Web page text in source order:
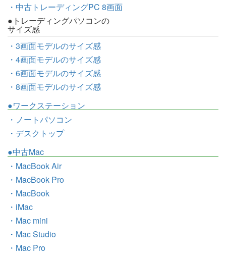
・中古トレーディングPC 8画面
●トレーディングパソコンの
サイズ感
・3画面モデルのサイズ感
・4画面モデルのサイズ感
・6画面モデルのサイズ感
・8画面モデルのサイズ感
●ワークステーション
・ノートパソコン
・デスクトップ
●中古Mac
・MacBook Air
・MacBook Pro
・MacBook
・iMac
・Mac mini
・Mac Studio
・Mac Pro